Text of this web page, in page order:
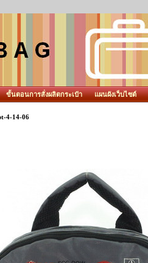
ขั้นตอนการสั่งผลิตกระเป๋า แผนผังเว็บไซต์
4-14-06